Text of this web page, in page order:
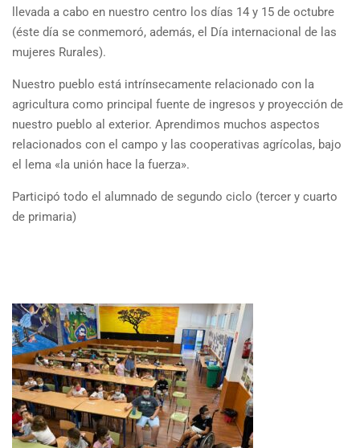
llevada a cabo en nuestro centro los días 14 y 15 de octubre
(éste día se conmemoró, además, el Día internacional de las
mujeres Rurales).
Nuestro pueblo está intrínsecamente relacionado con la
agricultura como principal fuente de ingresos y proyección de
nuestro pueblo al exterior. Aprendimos muchos aspectos
relacionados con el campo y las cooperativas agrícolas, bajo
el lema «la unión hace la fuerza».
Participó todo el alumnado de segundo ciclo (tercer y cuarto
de primaria)